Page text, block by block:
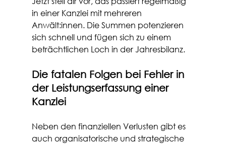
in einer Kanzlei mit mehreren
Anwält:innen. Die Summen potenzieren
sich schnell und fügen sich zu einem
beträchtlichen Loch in der Jahresbilanz.
Die fatalen Folgen bei Fehler in
der Leistungserfassung einer
Kanzlei
Neben den finanziellen Verlusten gibt es
auch organisatorische und strategische